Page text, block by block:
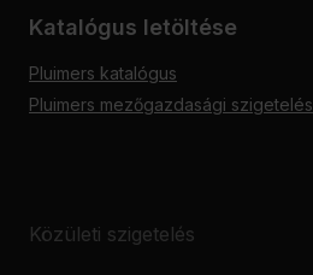
Katalógus letöltése
Pluimers katalógus
Pluimers mezőgazdasági szigetelés
Közületi szigetelés